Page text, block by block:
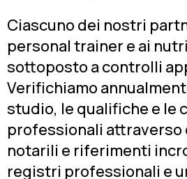
Ciascuno dei nostri
personal trainer e ai
sottoposto a controlli
Verifichiamo
studio, le qualifiche e le
professionali attraverso
notarili e riferimenti
registri professionali e